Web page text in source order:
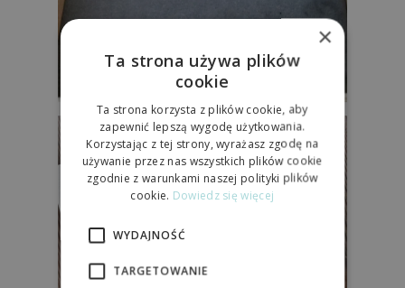
×
Ta strona używa plików
cookie
Ta strona korzysta z plików cookie, aby
zapewnić lepszą wygodę użytkowania.
Korzystając z tej strony, wyrażasz zgodę na
używanie przez nas wszystkich plików cookie
zgodnie z warunkami naszej polityki plików
cookie. Dowiedz się więcej
WYDAJNOŚĆ
TARGETOWANIE